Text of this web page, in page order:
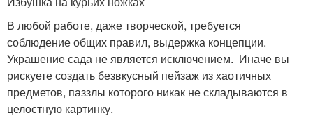
В любой работе, даже творческой, требуется
соблюдение общих правил, выдержка концепции.
Украшение сада не является исключением. Иначе вы
рискуете создать безвкусный пейзаж из хаотичных
предметов, паззлы которого никак не складываются в
целостную картинку.